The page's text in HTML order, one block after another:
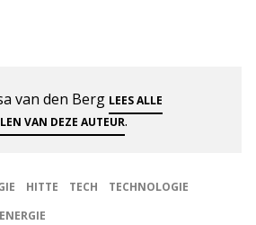
van den Berg LEES ALLE
VAN DEZE AUTEUR.
HITTE TECH
TECHNOLOGIE